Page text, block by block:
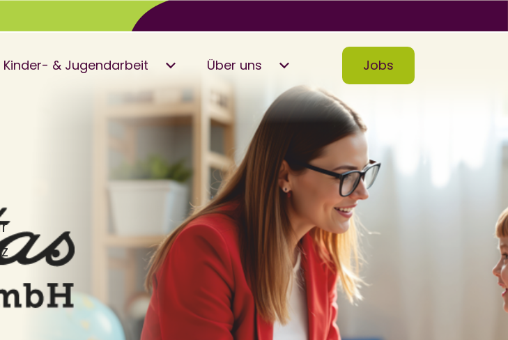
Kinder- & Jugendarbeit Über uns Jobs